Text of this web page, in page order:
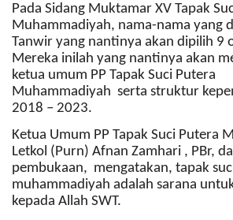
Pada Sidang Muktamar XV Tapak
Muhammadiyah, nama-nama yang
Tanwir yang nantinya akan dipilih 9
Mereka inilah yang nantinya akan
ketua umum PP Tapak Suci Putera
Muhammadiyah serta struktur
2018 – 2023.
Ketua Umum PP Tapak Suci Putera
Letkol (Purn) Afnan Zamhari , PBr,
pembukaan, mengatakan, tapak
muhammadiyah adalah sarana
kepada Allah SWT.